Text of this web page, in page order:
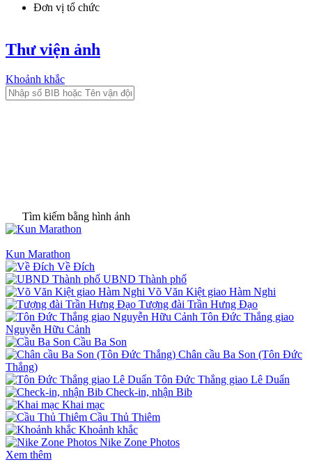
Đơn vị tổ chức
Thư viện ảnh
Khoảnh khắc
Tìm kiếm bằng hình ảnh
Kun Marathon
Về Đích
UBND Thành phố
Võ Văn Kiệt giao Hàm Nghi
Tượng đài Trần Hưng Đạo
Tôn Đức Thắng giao
Nguyễn Hữu Cảnh
Cầu Ba Son
Chân cầu Ba Son (Tôn Đức
Thắng)
Tôn Đức Thắng giao Lê Duẩn
Check-in, nhận Bib
Khai mạc
Cầu Thủ Thiêm
Khoảnh khắc
Nike Zone Photos
Xem thêm